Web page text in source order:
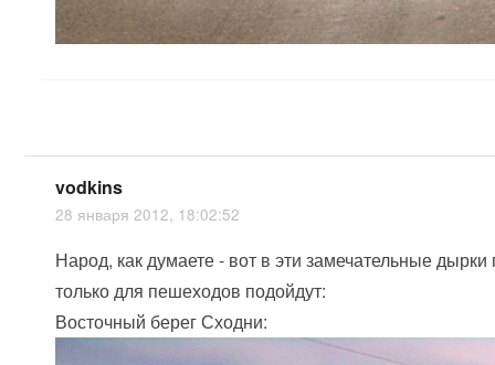
vodkins
28 января 2012, 18:02:52
Народ, как думаете - вот в эти замечательные
только для пешеходов подойдут:
Восточный берег Сходни: